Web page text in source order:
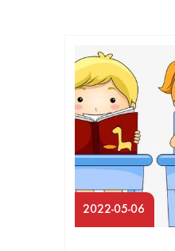
2022-05-06